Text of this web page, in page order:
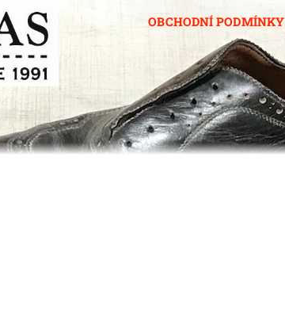
OBCHODNÍ PODMÍNKY